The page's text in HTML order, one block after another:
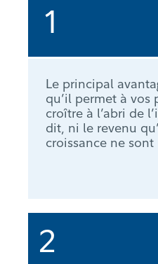
1
Le principal
qu’il permet à vos
croître à l’abri de
dit, ni le revenu
croissance ne
2